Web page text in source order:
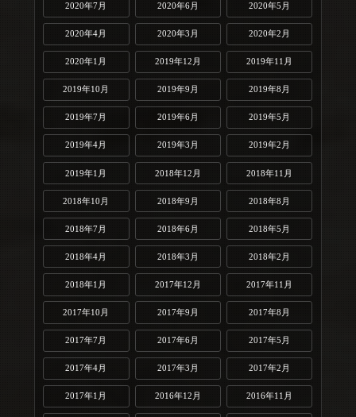
2020年7月 2020年6月 2020年5月
2020年4月 2020年3月 2020年2月
2020年1月 2019年12月 2019年11月
2019年10月 2019年9月 2019年8月
2019年7月 2019年6月 2019年5月
2019年4月 2019年3月 2019年2月
2019年1月 2018年12月 2018年11月
2018年10月 2018年9月 2018年8月
2018年7月 2018年6月 2018年5月
2018年4月 2018年3月 2018年2月
2018年1月 2017年12月 2017年11月
2017年10月 2017年9月 2017年8月
2017年7月 2017年6月 2017年5月
2017年4月 2017年3月 2017年2月
2017年1月 2016年12月 2016年11月